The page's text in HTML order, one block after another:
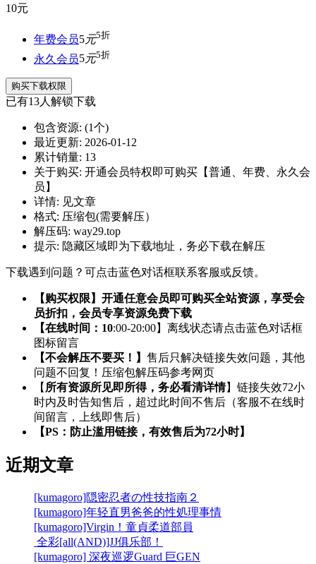
10元
年费会员5元5折
永久会员5元5折
购买下载权限
已有13人解锁下载
包含资源: (1个)
最近更新: 2026-01-12
累计销量: 13
关于购买: 开通会员特权即可购买【普通、年费、永久会
员】
详情: 见文章
格式: 压缩包(需要解压）
解压码: way29.top
提示: 隐藏区域即为下载地址，务必下载在解压
下载遇到问题？可点击蓝色对话框联系客服或反馈。
【购买权限】开通任意会员即可购买全站资源，享受会
员折扣，会员专享资源免费下载
【在线时间：10:00-20:00】离线状态请点击蓝色对话框
图标留言
【不会解压不要买！】 售后只解决链接失效问题，其他
问题不回复！压缩包解压码参考网页
【 所有资源所见即所得，务必看清详情】链接失效72小
时内及时告知售后，超过此时间不售后（客服不在线时
间留言，上线即售后）
【PS：防止滥用链接，有效售后为72小时】
近期文章
[kumagoro]隠密忍者の性技指南２
[kumagoro]年轻直男爸爸的性処理事情
[kumagoro]Virgin！童貞柔道部員
全彩[all(AND)]JJ俱乐部！
[kumagoro] 深夜巡逻Guard 巨GEN